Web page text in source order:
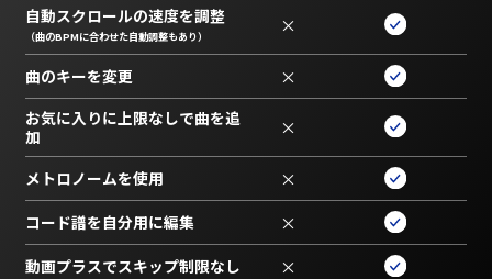
自動スクロールの速度を調整
（曲のBPMに合わせた自動調整もあり） ×
曲のキーを変更 ×
お気に入りに上限なしで曲を追
加
×
メトロノームを使用 ×
コード譜を自分用に編集 ×
動画プラスでスキップ制限なし ×